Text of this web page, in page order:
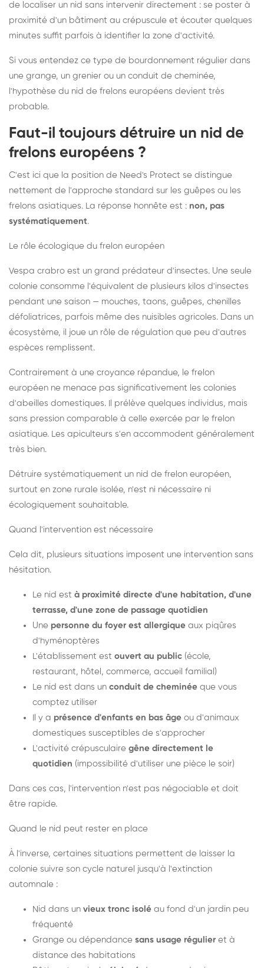
de localiser un nid sans intervenir directement : se poster à
proximité d'un bâtiment au crépuscule et écouter quelques
minutes suffit parfois à identifier la zone d'activité.
Si vous entendez ce type de bourdonnement régulier dans
une grange, un grenier ou un conduit de cheminée,
l'hypothèse du nid de frelons européens devient très
probable.
Faut-il toujours détruire un nid de
frelons européens ?
C'est ici que la position de Need's Protect se distingue
nettement de l'approche standard sur les guêpes ou les
frelons asiatiques. La réponse honnête est : non, pas
systématiquement.
Le rôle écologique du frelon européen
Vespa crabro est un grand prédateur d'insectes. Une seule
colonie consomme l'équivalent de plusieurs kilos d'insectes
pendant une saison — mouches, taons, guêpes, chenilles
défoliatrices, parfois même des nuisibles agricoles. Dans un
écosystème, il joue un rôle de régulation que peu d'autres
espèces remplissent.
Contrairement à une croyance répandue, le frelon
européen ne menace pas significativement les colonies
d'abeilles domestiques. Il prélève quelques individus, mais
sans pression comparable à celle exercée par le frelon
asiatique. Les apiculteurs s'en accommodent généralement
très bien.
Détruire systématiquement un nid de frelon européen,
surtout en zone rurale isolée, n'est ni nécessaire ni
écologiquement souhaitable.
Quand l'intervention est nécessaire
Cela dit, plusieurs situations imposent une intervention sans
hésitation.
Le nid est à proximité directe d'une habitation, d'une
terrasse, d'une zone de passage quotidien
Une personne du foyer est allergique aux piqûres
d'hyménoptères
L'établissement est ouvert au public (école,
restaurant, hôtel, commerce, accueil familial)
Le nid est dans un conduit de cheminée que vous
comptez utiliser
Il y a présence d'enfants en bas âge ou d'animaux
domestiques susceptibles de s'approcher
L'activité crépusculaire gêne directement le
quotidien (impossibilité d'utiliser une pièce le soir)
Dans ces cas, l'intervention n'est pas négociable et doit
être rapide.
Quand le nid peut rester en place
À l'inverse, certaines situations permettent de laisser la
colonie suivre son cycle naturel jusqu'à l'extinction
automnale :
Nid dans un vieux tronc isolé au fond d'un jardin peu
fréquenté
Grange ou dépendance sans usage régulier et à
distance des habitations